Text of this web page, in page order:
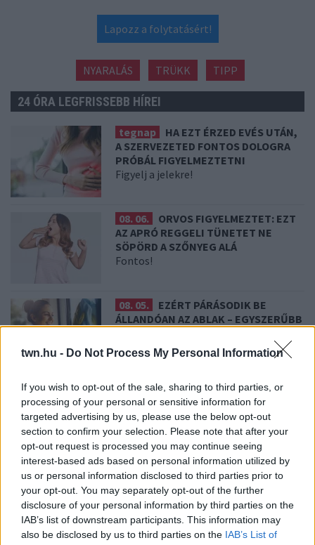
twn.hu - Do Not Process My Personal Information
If you wish to opt-out of the sale, sharing to third parties, or
processing of your personal or sensitive information for
targeted advertising by us, please use the below opt-out
section to confirm your selection. Please note that after your
opt-out request is processed you may continue seeing
interest-based ads based on personal information utilized by
us or personal information disclosed to third parties prior to
your opt-out. You may separately opt-out of the further
disclosure of your personal information by third parties on the
IAB’s list of downstream participants. This information may
also be disclosed by us to third parties on the IAB’s List of
Lapozz a folytatásért!
NYARALÁS TRÜKK TIPP
24 ÓRA LEGFRISSEBB HÍREI
tegnap
HA EZT ÉRZED EVÉS UTÁN,
A SZERVEZETED FONTOS DOLOGRA
PRÓBÁL FIGYELMEZTETNI
Figyelj a jelekre!
08. 06.
ORVOS FIGYELMEZTET: EZT
AZ APRÓ REGGELI TÜNETET NE
SÖPÖRD A SZŐNYEG ALÁ
Fontos!
08. 05.
EZÉRT PÁRÁSODIK BE
ÁLLANDÓAN AZ ABLAK – EGYSZERŰBB
Villámgyors megoldás
08. 04.
NEM ECETTEL ÉS NEM
SZÓDABIKARBÓNÁVAL: EZZEL LESZ
ÚJRA CSILLOGÓ A VÍZKÖVES CSAP
A legjobb trükk
08. 03.
HA MINDIG EZT A MONDATOT HASZNÁLOD, AZ
RENDKÍVÜL MAGAS ÉRZELMI INTELLIGENCIÁRA UTALHAT
Te szoktad?
08. 02.
SOKAN ROSSZUL TÁROLJÁK A GYÓGYSZEREIKET –